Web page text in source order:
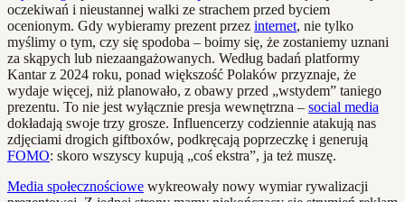
oczekiwań i nieustannej walki ze strachem przed byciem
ocenionym. Gdy wybieramy prezent przez internet, nie tylko
myślimy o tym, czy się spodoba – boimy się, że zostaniemy uznani
za skąpych lub niezaangażowanych. Według badań platformy
Kantar z 2024 roku, ponad większość Polaków przyznaje, że
wydaje więcej, niż planowało, z obawy przed „wstydem” taniego
prezentu. To nie jest wyłącznie presja wewnętrzna – social media
dokładają swoje trzy grosze. Influencerzy codziennie atakują nas
zdjęciami drogich giftboxów, podkręcają poprzeczkę i generują
FOMO: skoro wszyscy kupują „coś ekstra”, ja też muszę.
Media społecznościowe wykreowały nowy wymiar rywalizacji